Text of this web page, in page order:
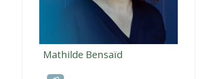
Mathilde Bensaïd